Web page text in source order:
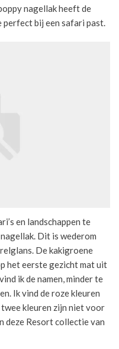
nagellak heeft de
perfect bij een safari past.
en landschappen te
Dit is wederom
De kakigroene
het eerste gezicht mat uit
ik de namen, minder te
Ik vind de roze kleuren
kleuren zijn niet voor
deze Resort collectie van